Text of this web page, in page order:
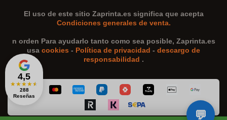
4,5
★★★★★
288
Reseñas
El uso de este sitio Zaprinta.es significa que acepta
Condiciones generales de venta.
n orden Para ayudarlo tanto como sea posible, Zaprinta.es
usa cookies - Política de privacidad - descargo de
responsabilidad .